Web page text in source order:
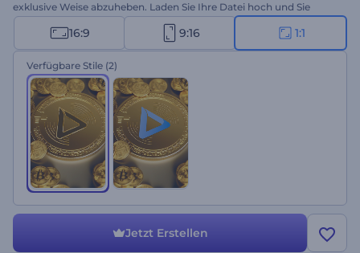
exklusive Weise abzuheben. Laden Sie Ihre Datei hoch und Sie
erhalten in wenigen Minuten einen professionellen Logo-Opener.
Perfekt für Finanz- und Bankunternehmen, Fernseh-Spots,
Präsentationseröffnungen und vieles mehr. Probieren Sie es jetzt
aus!
16:9 9:16 1:1
Verfügbare Stile (2)
Jetzt Erstellen